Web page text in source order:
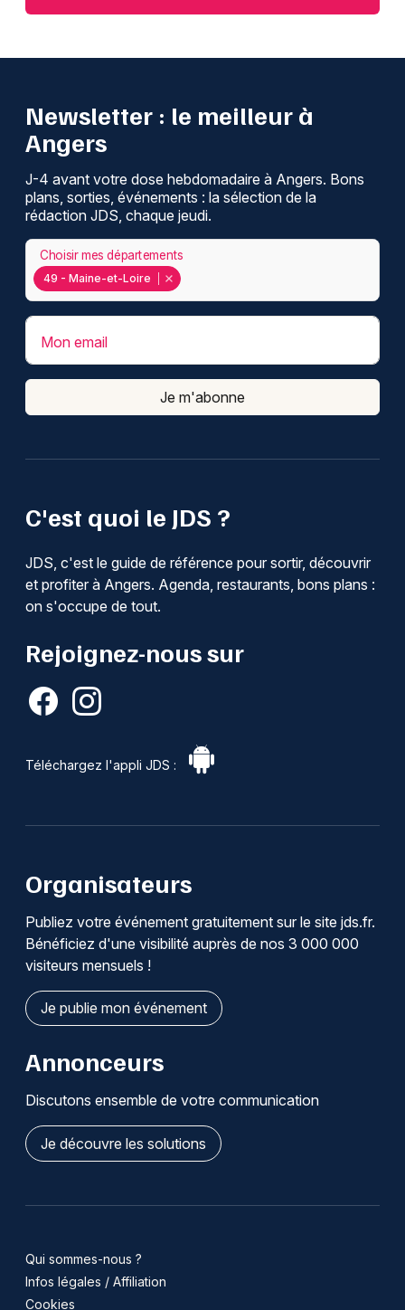
C'est quoi le JDS ?
JDS, c'est le guide de référence pour sortir, découvrir
et profiter à Angers. Agenda, restaurants, bons plans :
on s'occupe de tout.
Rejoignez-nous sur
Téléchargez l'appli JDS :
Newsletter : le meilleur à
Angers
J-4 avant votre dose hebdomadaire à Angers. Bons
plans, sorties, événements : la sélection de la
rédaction JDS, chaque jeudi.
49 - Maine-et-Loire
Choisir mes départements
Mon email
Je m'abonne
Organisateurs
Publiez votre événement gratuitement sur le site jds.fr.
Bénéficiez d'une visibilité auprès de nos 3 000 000
visiteurs mensuels !
Je publie mon événement
Annonceurs
Discutons ensemble de votre communication
Je découvre les solutions
Qui sommes-nous ?
Infos légales / Affiliation
Cookies